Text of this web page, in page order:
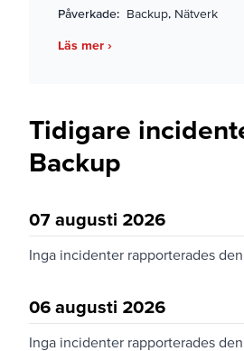
Påverkade: Backup, Nätverk
Läs mer ›
Tidigare
Backup
07 augusti 2026
Inga incidenter rapporterades
06 augusti 2026
Inga incidenter rapporterades